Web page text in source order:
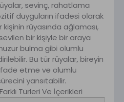
sevinç, rahatlama
duyguların ifadesi olarak
kişinin rüyasında ağlaması,
bir kişiyle bir araya
bulma gibi olumlu
Bu tür rüyalar, bireyin
etme ve olumlu
yansıtabilir.
Türleri Ve İçerikleri